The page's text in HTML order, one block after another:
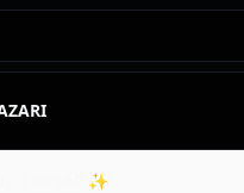
HESAP ✨